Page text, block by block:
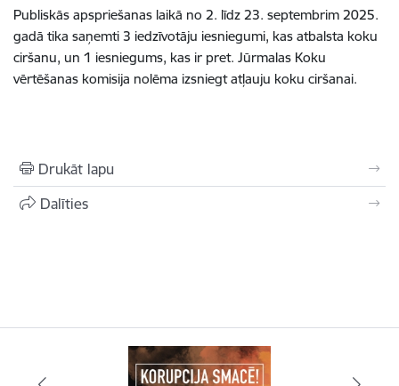
Publiskās apspriešanas laikā no 2. līdz 23. septembrim 2025.
gadā tika saņemti 3 iedzīvotāju iesniegumi, kas atbalsta koku
ciršanu, un 1 iesniegums, kas ir pret. Jūrmalas Koku
vērtēšanas komisija nolēma izsniegt atļauju koku ciršanai.
Drukāt lapu
Dalīties